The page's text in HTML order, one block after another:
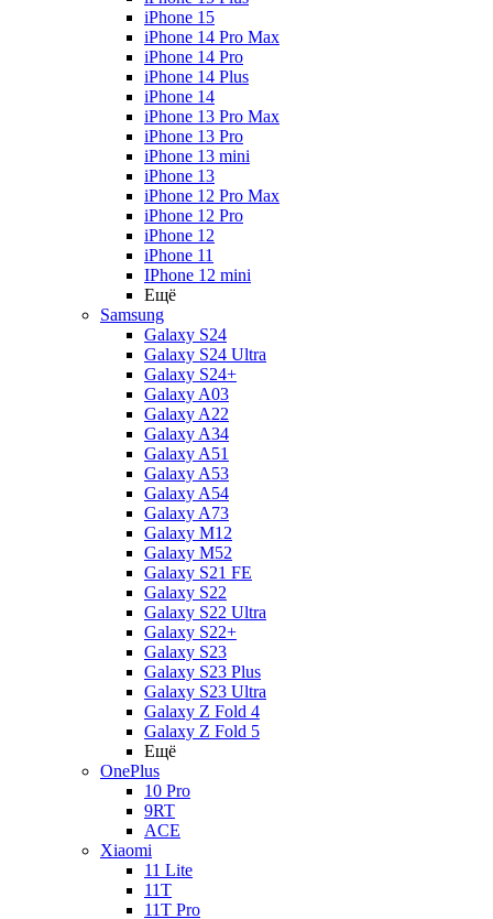
iPhone 15
iPhone 14 Pro Max
iPhone 14 Pro
iPhone 14 Plus
iPhone 14
iPhone 13 Pro Max
iPhone 13 Pro
iPhone 13 mini
iPhone 13
iPhone 12 Pro Max
iPhone 12 Pro
iPhone 12
iPhone 11
IPhone 12 mini
Ещё
Samsung
Galaxy S24
Galaxy S24 Ultra
Galaxy S24+
Galaxy A03
Galaxy A22
Galaxy A34
Galaxy A51
Galaxy A53
Galaxy A54
Galaxy A73
Galaxy M12
Galaxy M52
Galaxy S21 FE
Galaxy S22
Galaxy S22 Ultra
Galaxy S22+
Galaxy S23
Galaxy S23 Plus
Galaxy S23 Ultra
Galaxy Z Fold 4
Galaxy Z Fold 5
Ещё
OnePlus
10 Pro
9RT
ACE
Xiaomi
11 Lite
11T
11T Pro